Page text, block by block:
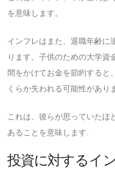
を意味します。
インフレはまた、退職年齢に
ります。子供のための大学資
間をかけてお金を節約すると
くらか失われる可能性があり
これは、彼らが思っていたほ
あることを意味します.
投資に対するイ